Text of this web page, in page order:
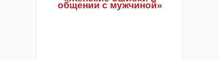
общении с мужчиной»